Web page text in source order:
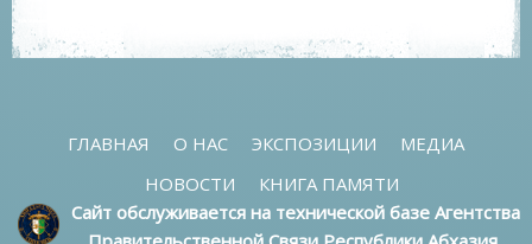
ГЛАВНАЯ О НАС ЭКСПОЗИЦИИ
МЕДИА
НОВОСТИ
КНИГА ПАМЯТИ
Сайт обслуживается на технической базе Агентства